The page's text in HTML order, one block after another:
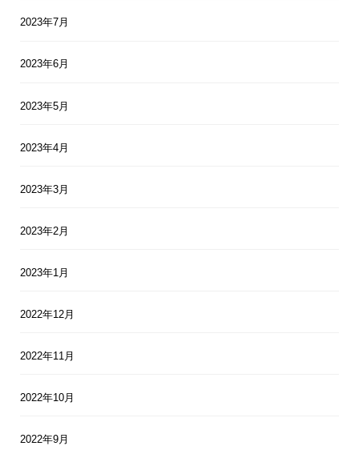
2023年7月
2023年6月
2023年5月
2023年4月
2023年3月
2023年2月
2023年1月
2022年12月
2022年11月
2022年10月
2022年9月